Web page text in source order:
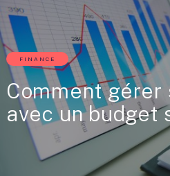
FINANCE
Comment
avec un budget